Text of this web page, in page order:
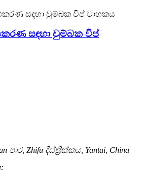
සඳහා චුම්බක චිප්
පාර, Zhifu දිස්ත්‍රික්කය, Yantai, China